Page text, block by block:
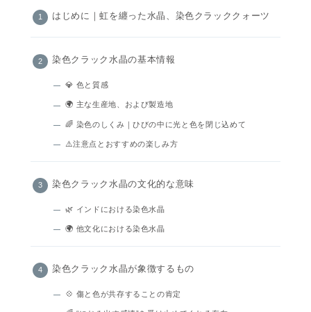
はじめに｜虹を纏った水晶、染色クラッククォーツ
染色クラック水晶の基本情報
💎 色と質感
🌍 主な生産地、および製造地
🌈 染色のしくみ｜ひびの中に光と色を閉じ込めて
⚠️注意点とおすすめの楽しみ方
染色クラック水晶の文化的な意味
🌿 インドにおける染色水晶
🌍 他文化における染色水晶
染色クラック水晶が象徴するもの
💠 傷と色が共存することの肯定